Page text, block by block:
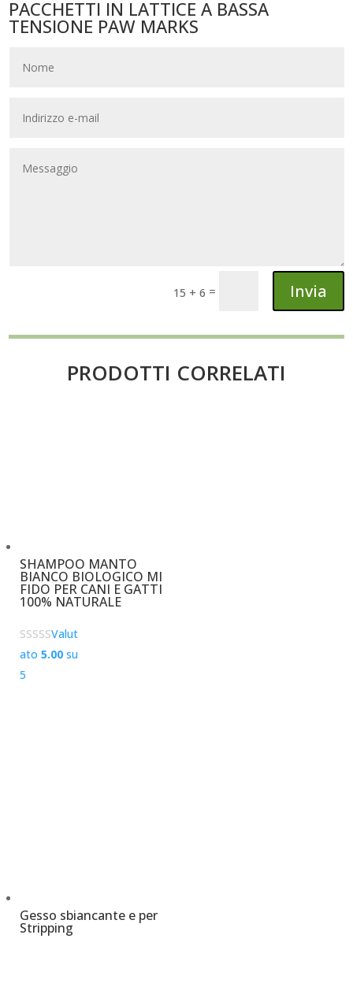
PACCHETTI IN LATTICE A BASSA
TENSIONE PAW MARKS
15 + 6 = Invia
PRODOTTI CORRELATI
SHAMPOO MANTO
BIANCO BIOLOGICO MI
FIDO PER CANI E GATTI
100% NATURALE
Valut
ato5.00 su
5
Gesso sbiancante e per
Stripping